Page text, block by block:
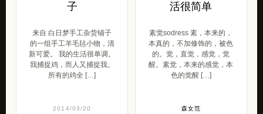
子
来自 白日梦手工杂货铺子
的一组手工羊毛毡小物，清
新可爱。 我的生活很单调。
我捕捉鸡，而人又捕捉我。
所有的鸡全 […]
2014/03/20
活很简单
素觉sodress 素，本来的，
本真的，不加修饰的，被色
的。觉，直觉，感觉，觉
醒。素觉，本来的感觉，本
色的觉醒 […]
森女范